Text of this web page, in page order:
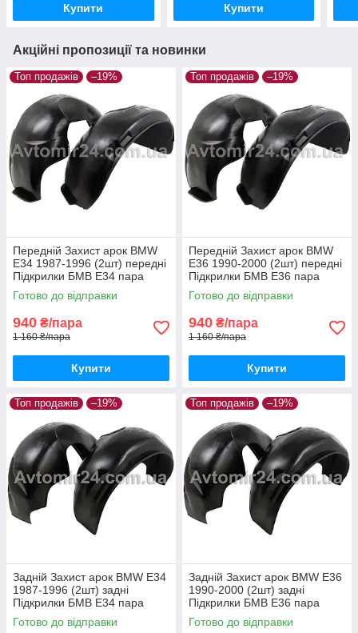
Купити Купити
Акційні пропозиції та новинки
Топ продажів –19%
Передній Захист арок BMW
E34 1987-1996 (2шт) передні
Підкрилки БМВ Е34 пара
передніх
Готово до відправки
940 ₴/пара
1 160 ₴/пара
Купити
Топ продажів –19%
Передній Захист арок BMW
E36 1990-2000 (2шт) передні
Підкрилки БМВ Е36 пара
передніх
Готово до відправки
940 ₴/пара
1 160 ₴/пара
Купити
Топ продажів –19%
Задній Захист арок BMW E34
1987-1996 (2шт) задні
Підкрилки БМВ Е34 пара
задніх
Готово до відправки
Топ продажів –19%
Задній Захист арок BMW E36
1990-2000 (2шт) задні
Підкрилки БМВ Е36 пара
задніх
Готово до відправки